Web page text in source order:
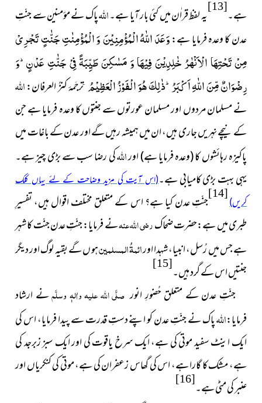
ہے۔[13]یہ لفظ قراٰن میں کئی بار آیا ہے۔اللہپاک نے مؤمنین سے جنّتِ
عدن کا وعدہ فرمایا ہے:وَعَدَ اللّٰهُ الْمُؤْمِنِیْنَ وَ الْمُؤْمِنٰتِ جَنّٰتٍ تَجْرِیْ
مِنْ تَحْتِهَا الْاَنْهٰرُ خٰلِدِیْنَ فِیْهَا وَ مَسٰكِنَ طَیِّبَةً فِیْ جَنّٰتِ عَدْنٍؕ-وَ
رِضْوَانٌ مِّنَ اللّٰهِ اَكْبَرُؕ-ذٰلِكَ هُوَ الْفَوْزُ الْعَظِیْمُ۠ترجَمۂ کنزُ العرفان:اللہ
نے مسلمان مردوں اور مسلمان عورتوں سے جنتوں کا وعدہ فرمایا ہے جن
کے نیچے نہریں جاری ہیں، ان میں ہمیشہ رہیں گے اور عدن کے باغات میں
پاکیزہ رہائشوں کا(وعدہ فرمایا ہے)اوراللہکی رضا سب سے بڑی چیز ہے۔
یہی بہت بڑی کامیابی ہے۔(اس آیت کی مزید وضاحت کے لئے یہاں کلک
کریں)
[14]جنّتِ عدن کیا ہے؟ اس کے متعلق مختلف اقوال ہیں، تفسیرِ
طبری میں ہے:حضرت ضحاکرضی اللہ عنہنے فرمایا: جنّتِ عدن جنّت کا شہر
ہے جس میں رُسل، انبیا، شہدا اورائمۃُ المسلمینہو ں گے بقیہ لوگ اور دیگر
جنتیں اس کے گرد ہیں۔[15]
جنّتِ عدن کے متعلق حُضورِ انور صلَّی اللہ علیہ واٰلہٖ وسلَّمنے ارشاد
فرمایا:اللہپاک نے جنّتِ عدن کو اپنے دستِ قدرت سے پیدا فرمایا، اس کی
ایک اینٹ سفید موتی کی ہے، ایک سرخ یاقوت کی اور ایک سبز زبرجد کی
ہے، مشک کا گارا ہے، اس کی گھاس زعفران کی ہے، موتی کی کنکریاں اور
عنبر کی مٹی ہے۔[16]